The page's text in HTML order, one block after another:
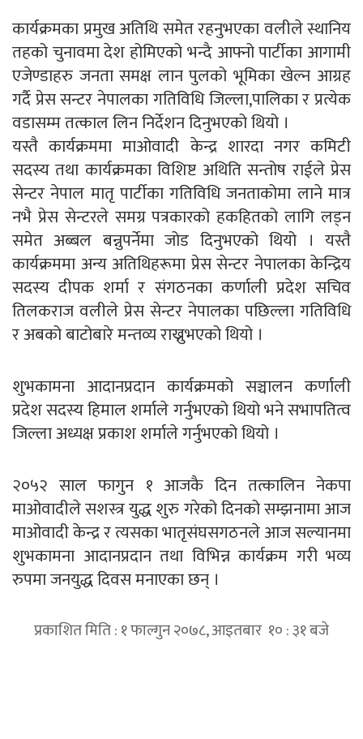
कार्यक्रमका प्रमुख अतिथि समेत रहनुभएका वलीले स्थानिय
तहको चुनावमा देश होमिएको भन्दै आफ्नो पार्टीका आगामी
एजेण्डाहरु जनता समक्ष लान पुलको भूमिका खेल्न आग्रह
गर्दै प्रेस सन्टर नेपालका गतिविधि जिल्ला,पालिका र प्रत्येक
वडासम्म तत्काल लिन निर्देशन दिनुभएको थियो ।
यस्तै कार्यक्रममा माओवादी केन्द्र शारदा नगर कमिटी
सदस्य तथा कार्यक्रमका विशिष्ट अथिति सन्तोष राईले प्रेस
सेन्टर नेपाल मातृ पार्टीका गतिविधि जनताकोमा लाने मात्र
नभै प्रेस सेन्टरले समग्र पत्रकारको हकहितको लागि लड्न
समेत अब्बल बन्नुपर्नेमा जोड दिनुभएको थियो । यस्तै
कार्यक्रममा अन्य अतिथिहरूमा प्रेस सेन्टर नेपालका केन्द्रिय
सदस्य दीपक शर्मा र संगठनका कर्णाली प्रदेश सचिव
तिलकराज वलीले प्रेस सेन्टर नेपालका पछिल्ला गतिविधि
र अबको बाटोबारे मन्तव्य राख्नुभएको थियो ।
शुभकामना आदानप्रदान कार्यक्रमको सञ्चालन कर्णाली
प्रदेश सदस्य हिमाल शर्माले गर्नुभएको थियो भने सभापतित्व
जिल्ला अध्यक्ष प्रकाश शर्माले गर्नुभएको थियो ।
२०५२ साल फागुन १ आजकै दिन तत्कालिन नेकपा
माओवादीले सशस्त्र युद्ध शुरु गरेको दिनको सम्झनामा आज
माओवादी केन्द्र र त्यसका भातृसंघसगठनले आज सल्यानमा
शुभकामना आदानप्रदान तथा विभिन्न कार्यक्रम गरी भव्य
रुपमा जनयुद्ध दिवस मनाएका छन् ।
प्रकाशित मिति : १ फाल्गुन २०७८, आइतबार १० : ३१ बजे